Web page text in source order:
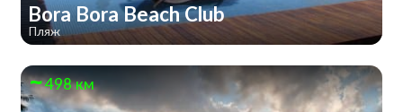
Bora Bora Beach Club
Пляж
498 км